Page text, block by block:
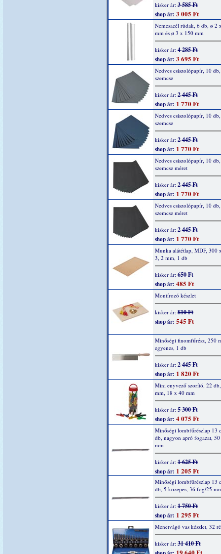
kisker ár: 3 585 Ft
shop ár: 3 005 Ft
Nemesacél rúdak, 6 db, ø 2
mm és ø 3 x 150 mm
kisker ár: 4 285 Ft
shop ár: 3 695 Ft
Nedves csiszolópapír, 10
szemcse
kisker ár: 2 445 Ft
shop ár: 1 770 Ft
Nedves csiszolópapír, 10
szemcse
kisker ár: 2 445 Ft
shop ár: 1 770 Ft
Nedves csiszolópapír, 10
szemcse méret
kisker ár: 2 445 Ft
shop ár: 1 770 Ft
Nedves csiszolópapír, 10
szemcse méret
kisker ár: 2 445 Ft
shop ár: 1 770 Ft
Munka alátétlap, MDF, 300
3, 2 mm, 1 db
kisker ár: 650 Ft
shop ár: 485 Ft
Montírozó készlet
kisker ár: 810 Ft
shop ár: 545 Ft
Minőségi finomfűrész, 250
egyenes, 1 db
kisker ár: 2 445 Ft
shop ár: 1 820 Ft
Mini enyvező szorító, 22
mm, 18 x 40 mm
kisker ár: 5 300 Ft
shop ár: 4 075 Ft
Minőségi lombfűrészlap 13
db, nagyon apró fogazat,
mm
kisker ár: 1 625 Ft
shop ár: 1 205 Ft
Minőségi lombfűrészlap 13
db, 5 közepes, 36 fog/25
kisker ár: 1 750 Ft
shop ár: 1 295 Ft
Menetvágó vas készlet, 32
kisker ár: 31 410 Ft